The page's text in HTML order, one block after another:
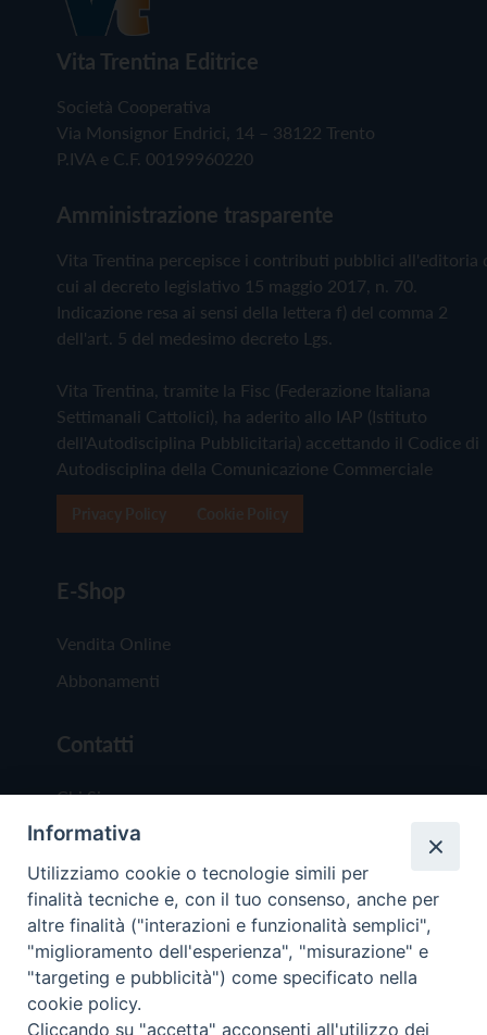
Vita Trentina Editrice
Società Cooperativa
Via Monsignor Endrici, 14 – 38122 Trento
P.IVA e C.F. 00199960220
Amministrazione trasparente
Vita Trentina percepisce i contributi pubblici all'editoria
cui al decreto legislativo 15 maggio 2017, n. 70.
Indicazione resa ai sensi della lettera f) del comma 2
dell'art. 5 del medesimo decreto Lgs.
Vita Trentina, tramite la Fisc (Federazione Italiana
Settimanali Cattolici), ha aderito allo IAP (Istituto
dell'Autodisciplina Pubblicitaria) accettando il Codice di
Autodisciplina della Comunicazione Commerciale
E-Shop
Vendita Online
Abbonamenti
Contatti
Chi Siamo
Redazione
Scrivici
Copyright © 2019 - Tutti i diritti riservati - Vita
Informativa
Utilizziamo cookie o tecnologie simili per
finalità tecniche e, con il tuo consenso, anche per
altre finalità ("interazioni e funzionalità semplici",
"miglioramento dell'esperienza", "misurazione" e
"targeting e pubblicità") come specificato nella
cookie policy.
Cliccando su "accetta" acconsenti all'utilizzo dei